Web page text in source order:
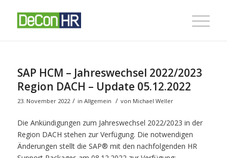
SAP HCM – Jahreswechsel 2022/2023
Region DACH – Update 05.12.2022
23. November 2022 / in Allgemein / von Michael Weller
Die Ankündigungen zum Jahreswechsel 2022/2023 in der
Region DACH stehen zur Verfügung. Die notwendigen
Änderungen stellt die SAP® mit den nachfolgenden HR